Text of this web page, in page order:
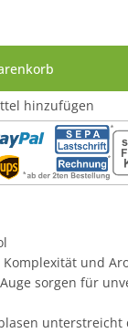
hinzufügen
und
sorgen für
unterstreicht